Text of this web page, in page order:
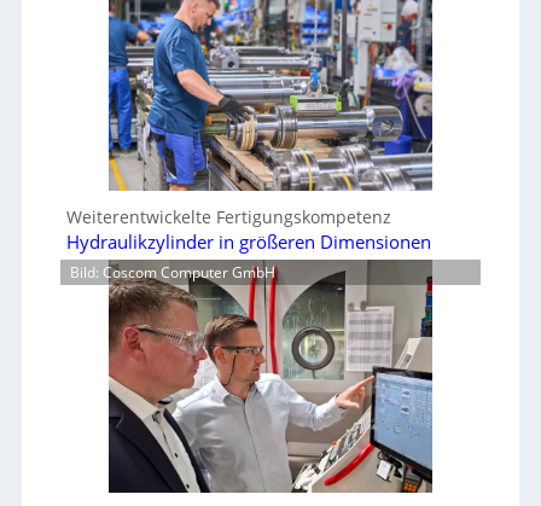
Weiterentwickelte Fertigungskompetenz
Hydraulikzylinder in größeren Dimensionen
Bild: Coscom Computer GmbH